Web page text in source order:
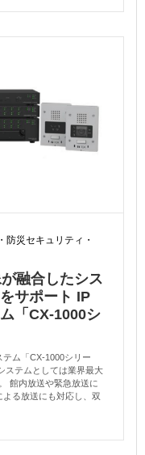
防災セキュリティ・
融合したシス
サポート IP
「CX-1000シ
ム「CX-1000シリー
ステムとしては業界最大
館内放送や緊急放送に
る放送にも対応し、双